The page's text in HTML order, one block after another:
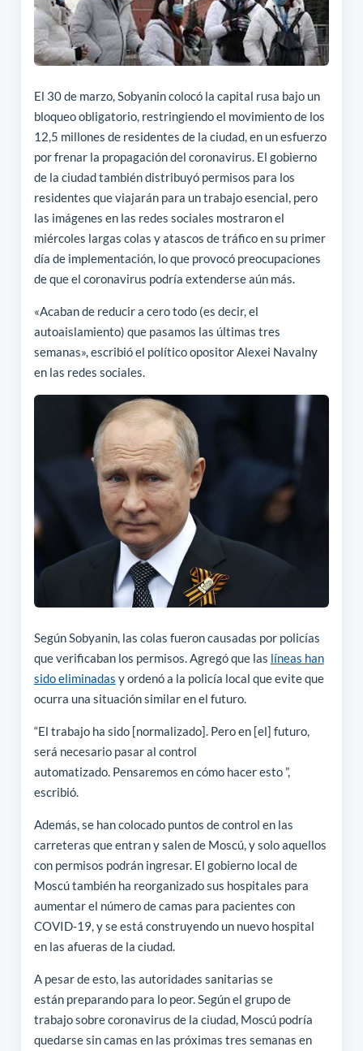
El 30 de marzo, Sobyanin colocó la capital rusa bajo un
bloqueo obligatorio, restringiendo el movimiento de los
12,5 millones de residentes de la ciudad, en un esfuerzo
por frenar la propagación del coronavirus. El gobierno
de la ciudad también distribuyó permisos para los
residentes que viajarán para un trabajo esencial, pero
las imágenes en las redes sociales mostraron el
miércoles largas colas y atascos de tráfico en su primer
día de implementación, lo que provocó preocupaciones
de que el coronavirus podría extenderse aún más.
«Acaban de reducir a cero todo (es decir, el
autoaislamiento) que pasamos las últimas tres
semanas», escribió el político opositor Alexei Navalny
en las redes sociales.
Según Sobyanin, las colas fueron causadas por policías
que verificaban los permisos. Agregó que las líneas han
sido eliminadas y ordenó a la policía local que evite que
ocurra una situación similar en el futuro.
“El trabajo ha sido [normalizado]. Pero en [el] futuro,
será necesario pasar al control
automatizado. Pensaremos en cómo hacer esto ”,
escribió.
Además, se han colocado puntos de control en las
carreteras que entran y salen de Moscú, y solo aquellos
con permisos podrán ingresar. El gobierno local de
Moscú también ha reorganizado sus hospitales para
aumentar el número de camas para pacientes con
COVID-19, y se está construyendo un nuevo hospital
en las afueras de la ciudad.
A pesar de esto, las autoridades sanitarias se
están preparando para lo peor. Según el grupo de
trabajo sobre coronavirus de la ciudad, Moscú podría
quedarse sin camas en las próximas tres semanas en